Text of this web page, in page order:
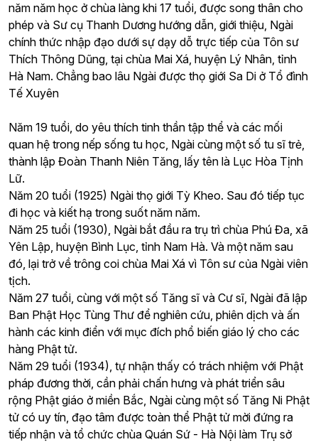
năm năm học ở chùa làng khi 17 tuổi, được song thân cho
phép và Sư cụ Thanh Dương hướng dẫn, giới thiệu, Ngài
chính thức nhập đạo dưới sự dạy dỗ trực tiếp của Tôn sư
Thích Thông Dũng, tại chùa Mai Xá, huyện Lý Nhân, tỉnh
Hà Nam. Chẳng bao lâu Ngài được thọ giới Sa Di ở Tổ đình
Tế Xuyên
Năm 19 tuổi, do yêu thích tinh thần tập thể và các mối
quan hệ trong nếp sống tu học, Ngài cùng một số tu sĩ trẻ,
thành lập Đoàn Thanh Niên Tăng, lấy tên là Lục Hòa Tịnh
Lữ.
Năm 20 tuổi (1925) Ngài thọ giới Tỳ Kheo. Sau đó tiếp tục
đi học và kiết hạ trong suốt năm năm.
Năm 25 tuổi (1930), Ngài bắt đầu ra trụ trì chùa Phú Đa, xã
Yên Lập, huyện Bình Lục, tỉnh Nam Hà. Và một năm sau
đó, lại trở về trông coi chùa Mai Xá vì Tôn sư của Ngài viên
tịch.
Năm 27 tuổi, cùng với một số Tăng sĩ và Cư sĩ, Ngài đã lập
Ban Phật Học Tùng Thư để nghiên cứu, phiên dịch và ấn
hành các kinh điển với mục đích phổ biến giáo lý cho các
hàng Phật tử.
Năm 29 tuổi (1934), tự nhận thấy có trách nhiệm với Phật
pháp đương thời, cần phải chấn hưng và phát triển sâu
rộng Phật giáo ở miền Bắc, Ngài cùng một số Tăng Ni Phật
tử có uy tín, đạo tâm được toàn thể Phật tử mời đứng ra
tiếp nhận và tổ chức chùa Quán Sứ - Hà Nội làm Trụ sở